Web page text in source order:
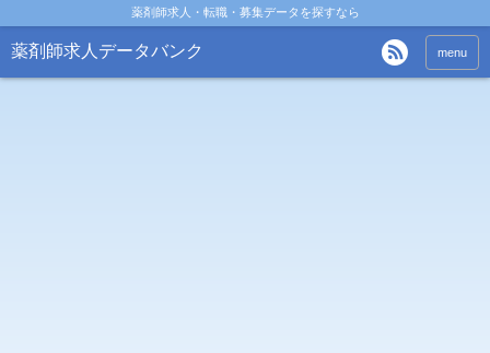
薬剤師求人・転職・募集データを探すなら
薬剤師求人データバンク menu